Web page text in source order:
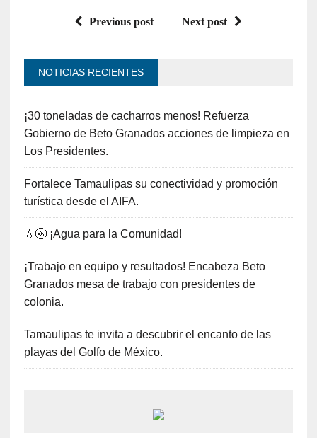
Previous post Next post
NOTICIAS RECIENTES
¡30 toneladas de cacharros menos! Refuerza
Gobierno de Beto Granados acciones de limpieza en
Los Presidentes.
Fortalece Tamaulipas su conectividad y promoción
turística desde el AIFA.
💧🚰 ¡Agua para la Comunidad!
¡Trabajo en equipo y resultados! Encabeza Beto
Granados mesa de trabajo con presidentes de
colonia.
Tamaulipas te invita a descubrir el encanto de las
playas del Golfo de México.